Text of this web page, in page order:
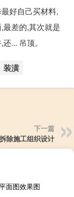
好自己买材料,
差的,其次就是
... 吊顶。
装潢
下一篇
除施工组织设计
面图效果图